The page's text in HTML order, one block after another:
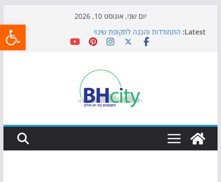
יום שני, אוגוסט 10, 2026
Latest: התמודדות והכנה לתקופת שינוי
אי ההרפתקאות ממשיך לכבוש את הגינות: מאות משפחות
כדורגל באווירה מיוחדת: הקרנת גמר המונדיאל בטרמינל
הקיץ של בני הנוער בבת־ים: חוף הריביירה הופך למרחב
בטוח בשעות הערב